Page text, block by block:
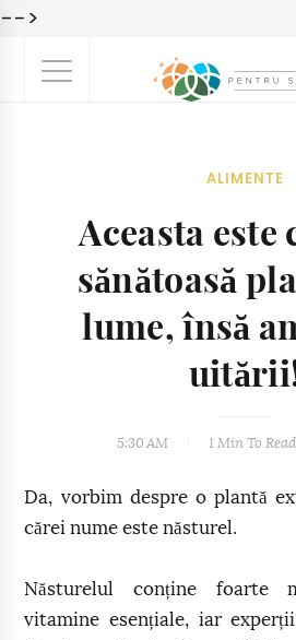
-->
ALIMENTE
Aceasta este
sănătoasă
lume, însă
5:30 AM 1 MinTo
Da, vorbim despre o plantă
cărei nume este năsturel.
Năsturelul conține foarte
vitamine esențiale, iar